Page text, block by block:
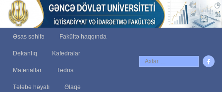
Əsas səhifə Fakültə haqqında
Dekanlıq Kafedralar
Materiallar Tədris
Tələbə həyatı Əlaqə